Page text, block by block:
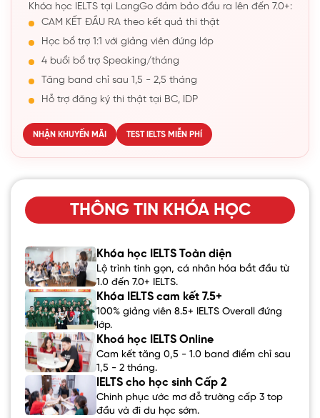
Khóa học IELTS tại LangGo đảm bảo đầu ra lên đến 7.0+:
CAM KẾT ĐẦU RA theo kết quả thi thật
Học bổ trợ 1:1 với giảng viên đứng lớp
4 buổi bổ trợ Speaking/tháng
Tăng band chỉ sau 1,5 - 2,5 tháng
Hỗ trợ đăng ký thi thật tại BC, IDP
NHẬN KHUYẾN MÃI TEST IELTS MIỄN PHÍ
THÔNG TIN KHÓA HỌC
Khóa học IELTS Toàn diện
Lộ trình tinh gọn, cá nhân hóa bắt đầu từ
1.0 đến 7.0+ IELTS.
Khóa IELTS cam kết 7.5+
100% giảng viên 8.5+ IELTS Overall đứng
lớp.
Khoá học IELTS Online
Cam kết tăng 0,5 - 1.0 band điểm chỉ sau
1,5 - 2 tháng.
IELTS cho học sinh Cấp 2
Chinh phục ước mơ đỗ trường cấp 3 top
đầu và đi du học sớm.